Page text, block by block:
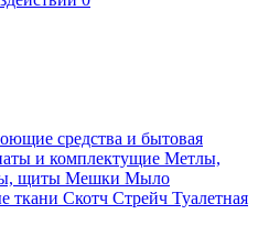
средства и бытовая
и комплектущие Метлы,
щиты Мешки Мыло
ткани Скотч Стрейч Туалетная